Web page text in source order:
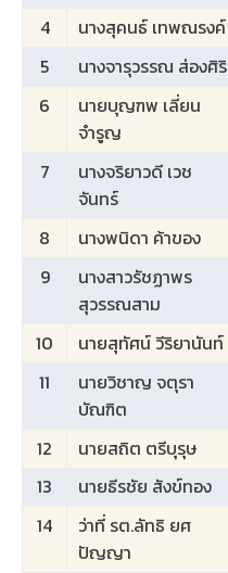
4
นางสุคนธ์ เทพณรงค์
5
นางจารุวรรณ ส่องศิริ
6
นายบุญฑพ เลี่ยน
จำรูญ
7
นางจริยาวดี เวช
จันทร์
8 นางพนิดา ค้าของ
9
นางสาวรัชฏาพร
สุวรรณสาม
10 นายสุทัศน์ วีริยานันท์
11
นายวิชาญ จตุรา
บัณฑิต
12 นายสถิต ตรีบุรุษ
13
นายธีรชัย สังข์ทอง
14
ว่าที่ รต.ลัทธิ ยศ
ปัญญา